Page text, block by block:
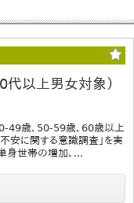
代以上男女対象）
49歳、50-59歳、60歳以上
安に関する意識調査」を実
身世帯の増加、...